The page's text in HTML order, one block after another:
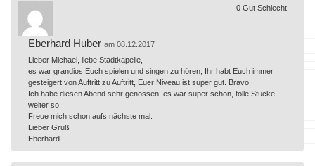
Eberhard Huber am 08.12.2017
Lieber Michael, liebe Stadtkapelle,
es war grandios Euch spielen und singen zu hören, Ihr habt Euch immer
gesteigert von Auftritt zu Auftritt, Euer Niveau ist super gut. Bravo
Ich habe diesen Abend sehr genossen, es war super schön, tolle Stücke,
weiter so.
Freue mich schon aufs nächste mal.
Lieber Gruß
Eberhard
0 Gut Schlecht